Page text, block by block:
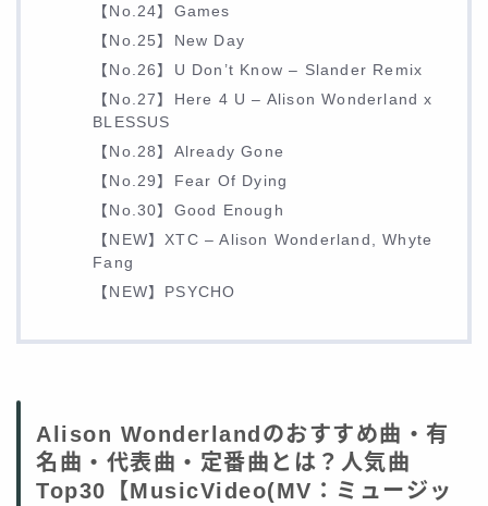
【No.24】Games
【No.25】New Day
【No.26】U Don’t Know – Slander Remix
【No.27】Here 4 U – Alison Wonderland x
BLESSUS
【No.28】Already Gone
【No.29】Fear Of Dying
【No.30】Good Enough
【NEW】XTC – Alison Wonderland, Whyte
Fang
【NEW】PSYCHO
Alison Wonderlandのおすすめ曲・有
名曲・代表曲・定番曲とは？人気曲
Top30【MusicVideo(MV：ミュージッ